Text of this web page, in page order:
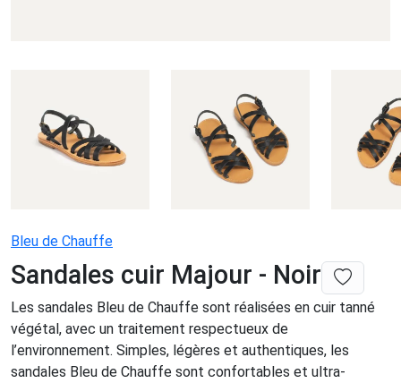
Bleu de Chauffe
Sandales cuir Majour - Noir
Les sandales Bleu de Chauffe sont réalisées en cuir tanné
végétal, avec un traitement respectueux de
l’environnement. Simples, légères et authentiques, les
sandales Bleu de Chauffe sont confortables et ultra-